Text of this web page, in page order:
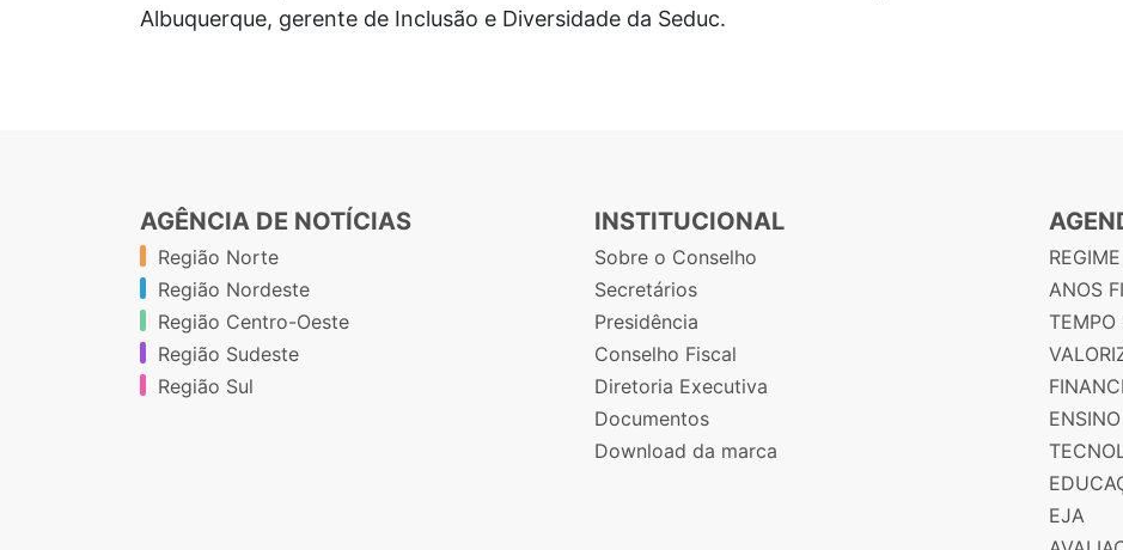
Albuquerque, gerente de Inclusão e Diversidade da Seduc.
AGÊNCIA DE NOTÍCIAS
Região Norte
Região Nordeste
Região Centro-Oeste
Região Sudeste
Região Sul
INSTITUCIONAL
Sobre o Conselho
Secretários
Presidência
Conselho Fiscal
Diretoria Executiva
Documentos
Download da marca
ANOS
TEMPO
EJA